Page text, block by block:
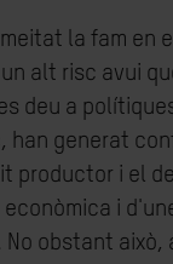
la fam en
alt risc avui
deu a
generat
productor i el
i
obstant